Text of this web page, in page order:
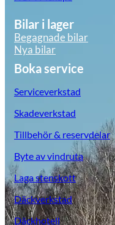
Bilar i lager
Begagnade bilar
Nya bilar
Boka service
Serviceverkstad
Skadeverkstad
Tillbehör & reservdelar
Byte av vindruta
Laga stenskott
Däckverkstad
Däckhotell